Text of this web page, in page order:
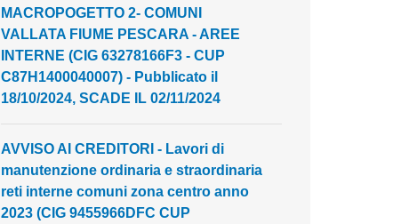
MACROPOGETTO 2- COMUNI
VALLATA FIUME PESCARA - AREE
INTERNE (CIG 63278166F3 - CUP
C87H1400040007) - Pubblicato il
18/10/2024, SCADE IL 02/11/2024
AVVISO AI CREDITORI - Lavori di
manutenzione ordinaria e straordinaria
reti interne comuni zona centro anno
2023 (CIG 9455966DFC CUP